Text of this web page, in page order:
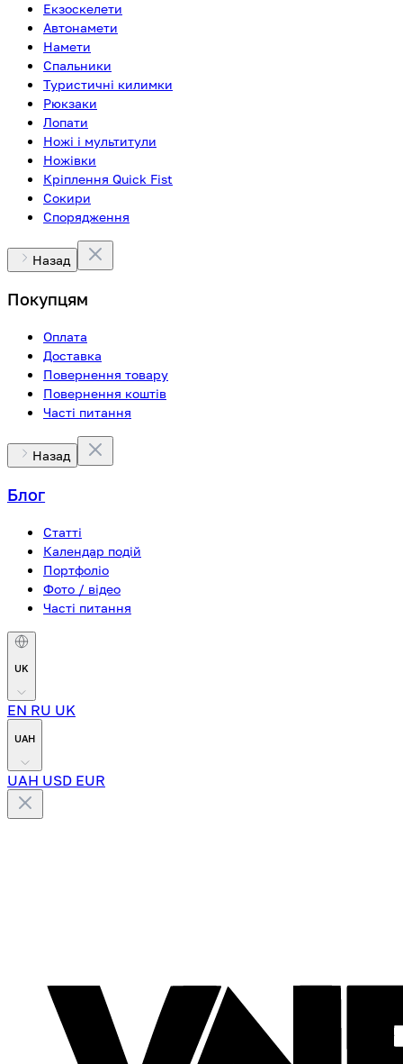
Екзоскелети
Автонамети
Намети
Спальники
Туристичні килимки
Рюкзаки
Лопати
Ножі і мультитули
Ножівки
Кріплення Quick Fist
Сокири
Спорядження
Назад
Покупцям
Оплата
Доставка
Повернення товару
Повернення коштів
Часті питання
Назад
Блог
Статті
Календар подій
Портфоліо
Фото / відео
Часті питання
UK
EN RU UK
UAH
UAH USD EUR